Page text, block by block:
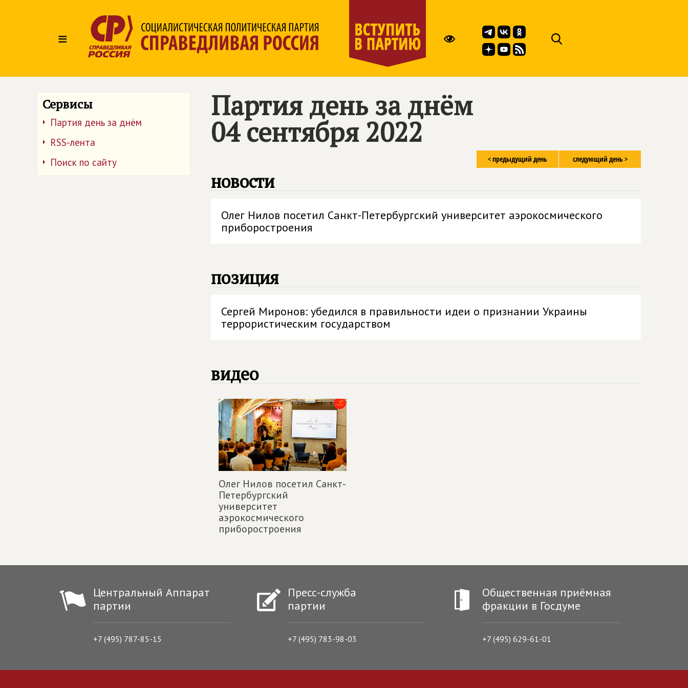
≡
Сервисы
Партия день за днём
RSS-лента
Поиск по сайту
Партия день за днём
04 сентября 2022
следующий день >
< предыдущий день
новости
Олег Нилов посетил Санкт-Петербургский университет аэрокосмического
приборостроения
позиция
Сергей Миронов: убедился в правильности идеи о признании Украины
террористическим государством
видео
Олег Нилов посетил Санкт-
Петербургский
университет
аэрокосмического
приборостроения
Центральный Аппарат
партии
+7 (495) 787-85-15
Пресс-служба
партии
+7 (495) 783-98-03
Общественная приёмная
фракции в Госдуме
+7 (495) 629-61-01